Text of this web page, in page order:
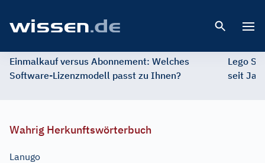
Einmalkauf versus Abonnement: Welches
Software-Lizenzmodell passt zu Ihnen?
Lego
seit
Wahrig Herkunftswörterbuch
Lanugo